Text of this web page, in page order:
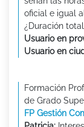
oficial e igual
¿Duración
Usuario en
Usuario en
Formación
de Grado
FP Gestión